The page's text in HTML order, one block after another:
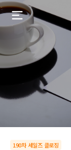
190차 세일즈 클로징